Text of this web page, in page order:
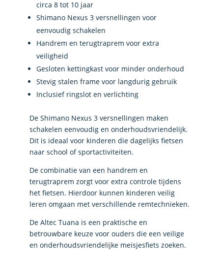
circa 8 tot 10 jaar
Shimano Nexus 3 versnellingen voor
eenvoudig schakelen
Handrem en terugtraprem voor extra
veiligheid
Gesloten kettingkast voor minder onderhoud
Stevig stalen frame voor langdurig gebruik
Inclusief ringslot en verlichting
De Shimano Nexus 3 versnellingen maken
schakelen eenvoudig en onderhoudsvriendelijk.
Dit is ideaal voor kinderen die dagelijks fietsen
naar school of sportactiviteiten.
De combinatie van een handrem en
terugtraprem zorgt voor extra controle tijdens
het fietsen. Hierdoor kunnen kinderen veilig
leren omgaan met verschillende remtechnieken.
De Altec Tuana is een praktische en
betrouwbare keuze voor ouders die een veilige
en onderhoudsvriendelijke meisjesfiets zoeken.